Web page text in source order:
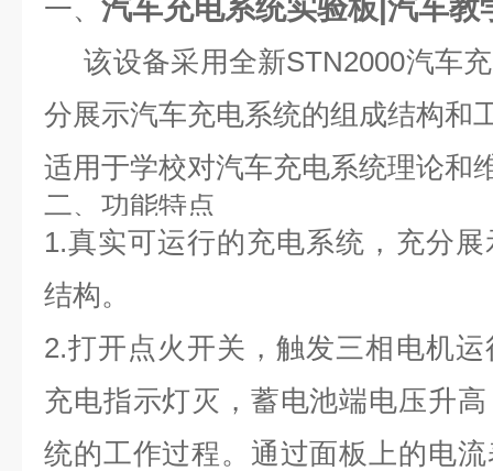
一、 汽车充电系统实验板|汽车教
该设备采用全新STN2000汽车
分展示汽车充电系统的组成结构和
适用于学校对汽车充电系统理论和
二、 功能特点
1.真实可运行的充电系统，充分
结构。
2.打开点火开关，触发三相电机
充电指示灯灭，蓄电池端电压升
统的工作过程。通过面板上的电